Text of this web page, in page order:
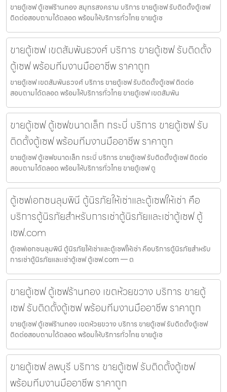
ขายตู้เซฟ ตู้เซฟร้านทอง สมุทรสงคราม บริการ ขายตู้เซฟ รับติดตั้งตู้เซฟ
ติดต่อสอบถามได้ตลอด พร้อมให้บริการทั่วไทย ขายตู้เซ
ขายตู้เซฟ เขตสัมพันธวงศ์ บริการ ขายตู้เซฟ รับติดตั้ง
ตู้เซฟ พร้อมทีมงานมืออาชีพ ราคาถูก
ขายตู้เซฟ เขตสัมพันธวงศ์ บริการ ขายตู้เซฟ รับติดตั้งตู้เซฟ ติดต่อ
สอบถามได้ตลอด พร้อมให้บริการทั่วไทย ขายตู้เซฟ เขตสัมพัน
ขายตู้เซฟ ตู้เซฟขนาดเล็ก กระบี่ บริการ ขายตู้เซฟ รับ
ติดตั้งตู้เซฟ พร้อมทีมงานมืออาชีพ ราคาถูก
ขายตู้เซฟ ตู้เซฟขนาดเล็ก กระบี่ บริการ ขายตู้เซฟ รับติดตั้งตู้เซฟ ติดต่อ
สอบถามได้ตลอด พร้อมให้บริการทั่วไทย ขายตู้เซฟ ตู
ตู้เซฟเอกชนลุมพินี ตู้นิรภัยให้เช่าและตู้เซฟให้เช่า คือ
บริการตู้นิรภัยสำหรับการเช่าตู้นิรภัยและเช่าตู้เซฟ ตู้
เซฟ.com
ตู้เซฟเอกชนลุมพินี ตู้นิรภัยให้เช่าและตู้เซฟให้เช่า คือบริการตู้นิรภัยสำหรับ
การเช่าตู้นิรภัยและเช่าตู้เซฟ ตู้เซฟ.com — ต
ขายตู้เซฟ ตู้เซฟร้านทอง เขตห้วยขวาง บริการ ขายตู้
เซฟ รับติดตั้งตู้เซฟ พร้อมทีมงานมืออาชีพ ราคาถูก
ขายตู้เซฟ ตู้เซฟร้านทอง เขตห้วยขวาง บริการ ขายตู้เซฟ รับติดตั้งตู้เซฟ
ติดต่อสอบถามได้ตลอด พร้อมให้บริการทั่วไทย ขายตู้เซ
ขายตู้เซฟ ลพบุรี บริการ ขายตู้เซฟ รับติดตั้งตู้เซฟ
พร้อมทีมงานมืออาชีพ ราคาถูก